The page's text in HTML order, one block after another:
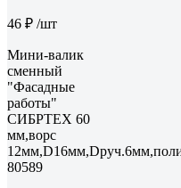
46 ₽ /шт
Мини-валик
сменный
"Фасадные
работы"
СИБРТЕХ 60
мм,ворс
80589